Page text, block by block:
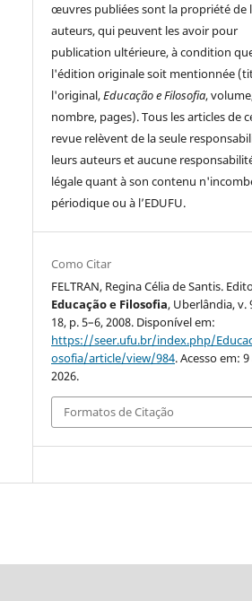
œuvres publiées sont la propriété de
auteurs, qui peuvent les avoir pour
publication ultérieure, à condition
l'édition originale soit mentionnée
l'original,Educação e Filosofia,
nombre, pages). Tous les articles de
revue relèvent de la seule
leurs auteurs et aucune
légale quant à son contenu
périodique ou à l’EDUFU.
Como Citar
FELTRAN, Regina Célia de Santis.
Educação e Filosofia, Uberlândia, v.
18, p. 5–6, 2008. Disponível em:
https://seer.ufu.br/index.php/
osofia/article/view/984. Acesso em:
2026.
Formatos de Citação